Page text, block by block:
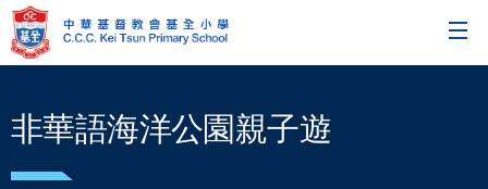
非華語海洋公園親子遊